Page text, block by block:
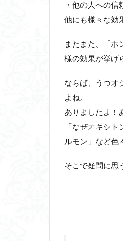
・他の人への
他にも様々な効
またまた、「ホ
様の効果が挙げ
ならば、うつオ
よね。
ありましたよ！
「なぜオキシ
ルモン」など色
そこで疑問に思